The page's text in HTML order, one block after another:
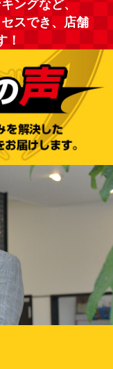
ングなど、
スでき、店舗
！